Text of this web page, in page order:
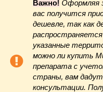
Важно! Оформляя
вас получится
дешевле, так как
указанные
можно ли купить
препарата с
страны, вам
консультации.